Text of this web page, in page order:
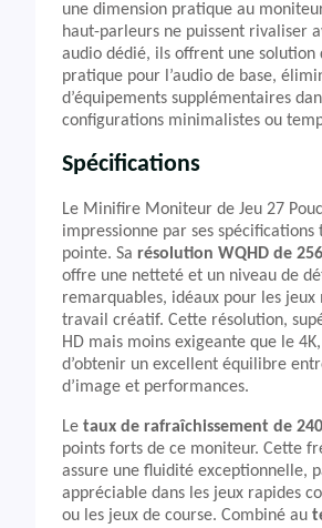
une dimension pratique au
haut-parleurs ne puissent rivaliser
audio dédié, ils offrent une solution
pratique pour l’audio de base,
d’équipements supplémentaires
configurations minimalistes ou
Spécifications
Le Minifire Moniteur de Jeu 27
impressionne par ses spécifications
pointe. Sa résolution WQHD de
offre une netteté et un niveau de
remarquables, idéaux pour les jeux
travail créatif. Cette résolution,
HD mais moins exigeante que le
d’obtenir un excellent équilibre
d’image et performances.
Le taux de rafraîchissement de
points forts de ce moniteur. Cette
assure une fluidité exceptionnelle,
appréciable dans les jeux rapides
ou les jeux de course. Combiné au